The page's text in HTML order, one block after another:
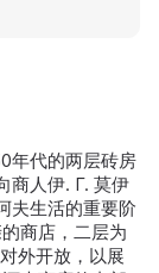
年代的两层砖房
商人伊. Г. 莫伊
夫生活的重要阶
商店，二层为
外开放，以展